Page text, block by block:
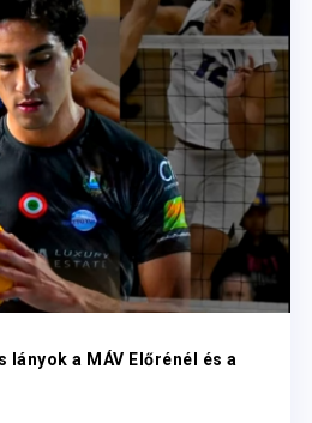
a MÁV Előrénél és a